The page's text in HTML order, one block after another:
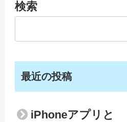
検索
最近の投稿
iPhoneアプリと